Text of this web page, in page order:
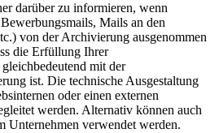
darüber zu informieren, wenn
Mails an den
von der Archivierung ausgenommen
die Erfüllung Ihrer
mit der
ist. Die technische Ausgestaltung
oder einen externen
werden. Alternativ können auch
Unternehmen verwendet werden.